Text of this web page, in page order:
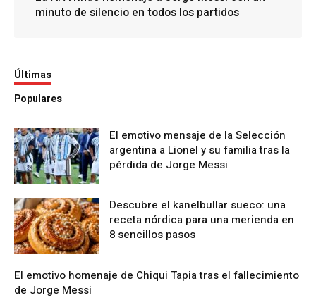
minuto de silencio en todos los partidos
Últimas
Populares
El emotivo mensaje de la Selección
argentina a Lionel y su familia tras la
pérdida de Jorge Messi
Descubre el kanelbullar sueco: una
receta nórdica para una merienda en
8 sencillos pasos
El emotivo homenaje de Chiqui Tapia tras el fallecimiento
de Jorge Messi